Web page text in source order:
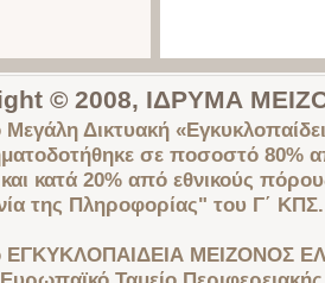
© 2008, ΙΔΡΥΜΑ
Δικτυακή
σε ποσοστό 80%
κατά 20% από εθνικούς
της Πληροφορίας" του Γ΄ ΚΠΣ.
ΕΓΚΥΚΛΟΠΑΙΔΕΙΑ ΜΕΙΖΟΝΟΣ